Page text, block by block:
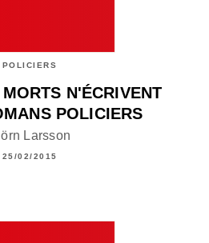
POLICIERS
N'ÉCRIVENT
POLICIERS
Larsson
25/02/2015